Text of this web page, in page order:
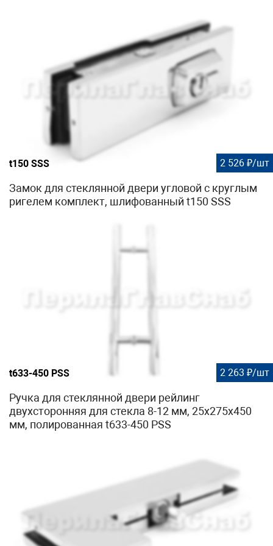
t150 SSS 2 526 ₽/шт
Замок для стеклянной двери угловой с круглым
ригелем комплект, шлифованный t150 SSS
t633-450 PSS 2 263 ₽/шт
Ручка для стеклянной двери рейлинг
двухсторонняя для стекла 8-12 мм, 25x275x450
мм, полированная t633-450 PSS